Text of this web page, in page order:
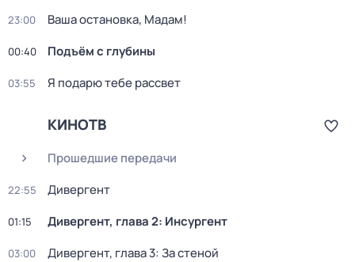
23:00 Ваша остановка, Мадам!
00:40 Подъём с глубины
03:55 Я подарю тебе рассвет
КИНОТВ
Прошедшие передачи
22:55 Дивергент
01:15 Дивергент, глава 2: Инсургент
03:00 Дивергент, глава 3: За стеной